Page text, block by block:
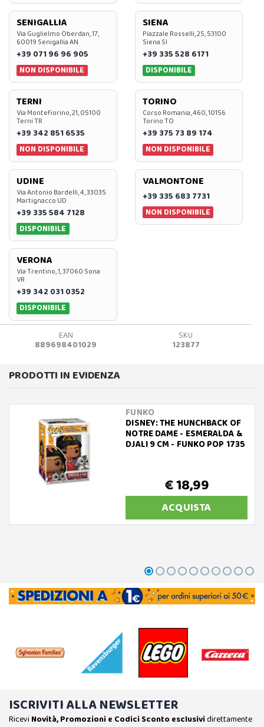
SENIGALLIA
Via Guglielmo Oberdan, 17,
60019 Senigallia AN
+39 071 96 96 905
NON DISPONIBILE
SIENA
Piazzale Rosselli, 25, 53100
Siena SI
+39 335 528 6171
DISPONIBILE
TERNI
Via Montefiorino, 21, 05100
Terni TR
+39 342 851 6535
NON DISPONIBILE
TORINO
Corso Romania, 460, 10156
Torino TO
+39 375 73 89 174
NON DISPONIBILE
UDINE
Via Antonio Bardelli, 4, 33035
Martignacco UD
+39 335 584 7128
DISPONIBILE
VALMONTONE
+39 335 683 7731
NON DISPONIBILE
VERONA
Via Trentino, 1, 37060 Sona
VR
+39 342 031 0352
DISPONIBILE
EAN
889698401029
SKU
123877
PRODOTTI IN EVIDENZA
FUNKO
DISNEY: THE HUNCHBACK OF
NOTRE DAME - ESMERALDA &
DJALI 9 CM - FUNKO POP 1735
€ 18,99
ACQUISTA
ISCRIVITI ALLA NEWSLETTER
Ricevi Novità, Promozioni e Codici Sconto esclusividirettamente